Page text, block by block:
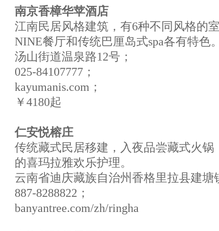
南京香樟华苹酒店
江南民居风格建筑，有6种不同风格的
NINE餐厅和传统巴厘岛式spa各有特色
汤山街道温泉路12号；
025-84107777；
kayumanis.com；
￥4180起
仁安悦榕庄
传统藏式民居移建，入夜品尝藏式火锅
的喜玛拉雅欢乐护理。
云南省迪庆藏族自治州香格里拉县建塘
887-8288822；
banyantree.com/zh/ringha